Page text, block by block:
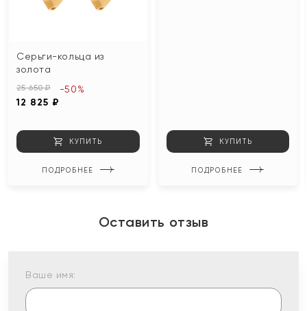
Серьги-кольца из
золота
25 650 ₽
12 825 ₽
-50%
КУПИТЬ
ПОДРОБНЕЕ
КУПИТЬ
ПОДРОБНЕЕ
Оставить отзыв
Ваше имя: